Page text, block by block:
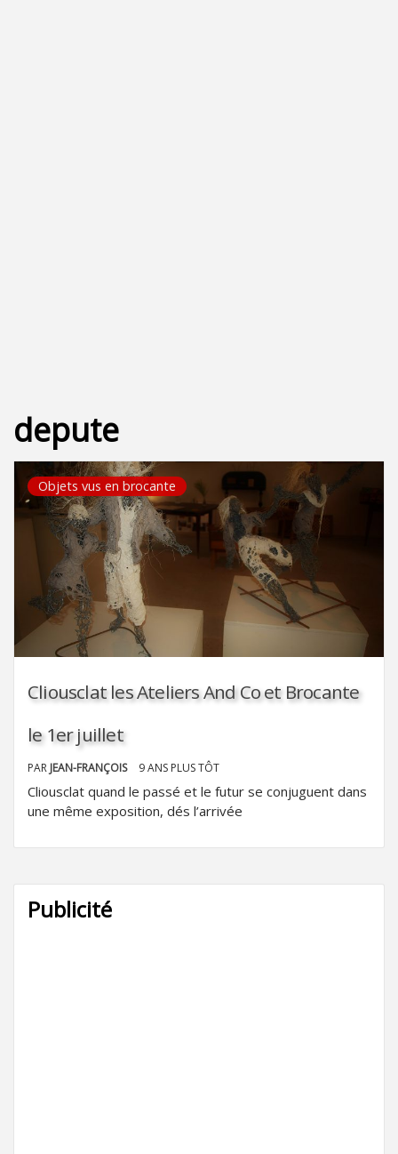
depute
Objets vus en brocante
Cliousclat les Ateliers And Co et Brocante
le 1er juillet
PAR JEAN-FRANÇOIS 9 ANS PLUS TÔT
Cliousclat quand le passé et le futur se conjuguent dans
une même exposition, dés l’arrivée
Publicité